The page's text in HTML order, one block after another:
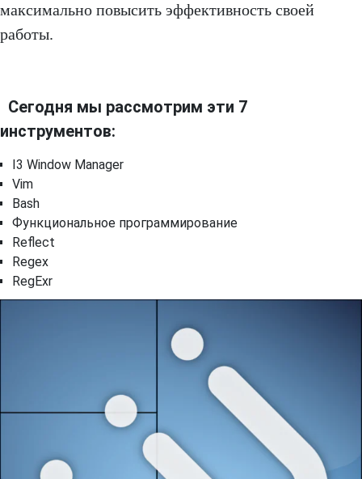
максимально повысить эффективность своей
работы.
Сегодня мы рассмотрим эти 7
инструментов:
I3 Window Manager
Vim
Bash
Функциональное программирование
Reflect
Regex
RegExr